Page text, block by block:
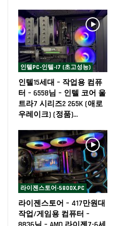
인텔PC-인텔-I7 (초고성능)
인텔15세대 – 작업용 컴퓨
터 – 6558님 – 인텔 코어 울
트라7 시리즈2 265K (애로
우레이크) (정품)…
라이젠스토어-5800X,PC
라이젠스토어 – 417만원대
작업/게임용 컴퓨터 –